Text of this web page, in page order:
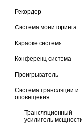
Рекордер
Система мониторинга
Караоке система
Конференц система
Проигрыватель
Система трансляции и
оповещения
Трансляционный
усилитель мощности